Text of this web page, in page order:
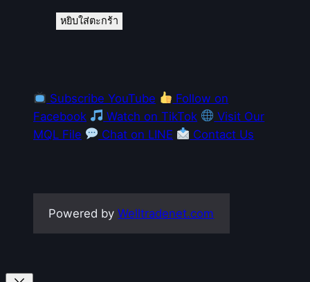
หยิบใส่ตะกร้า
Subscribe YouTube
Follow on
Facebook
Watch on TikTok
Visit Our
MQL File
Chat on LINE Contact Us
Powered byWelltradenet.com